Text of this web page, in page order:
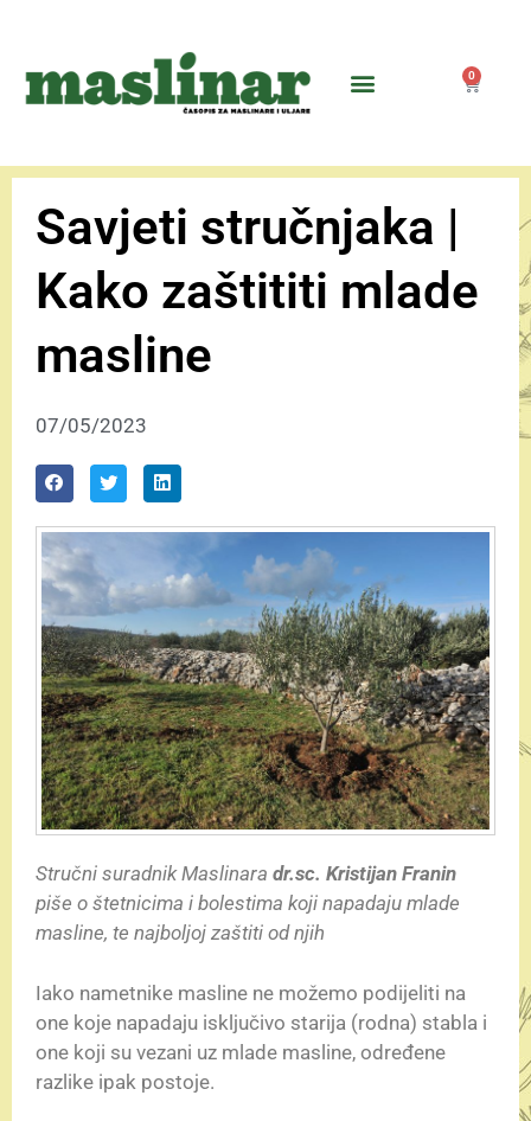
0
Savjeti stručnjaka |
Kako zaštititi mlade
masline
07/05/2023
Stručni suradnik Maslinara dr.sc. Kristijan Franin
piše o štetnicima i bolestima koji napadaju mlade
masline, te najboljoj zaštiti od njih
Iako nametnike masline ne možemo podijeliti na
one koje napadaju isključivo starija (rodna) stabla i
one koji su vezani uz mlade masline, određene
razlike ipak postoje.